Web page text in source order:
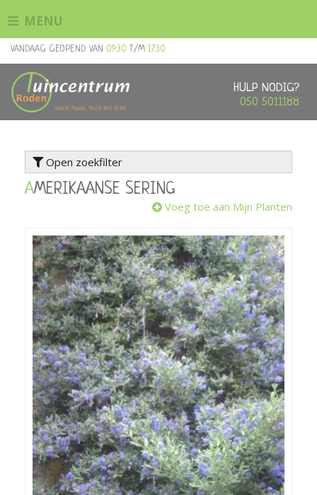
n
HULP NODIG?
050 5011188
VANDAAG GEOPEND VAN 09:30 T/M 17:30
MENU
Open zoekfilter
AMERIKAANSE SERING
Voeg toe aan Mijn Planten